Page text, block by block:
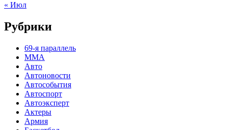
« Июл
Рубрики
69-я параллель
MMA
Авто
Автоновости
Автособытия
Автоспорт
Автоэксперт
Актеры
Армия